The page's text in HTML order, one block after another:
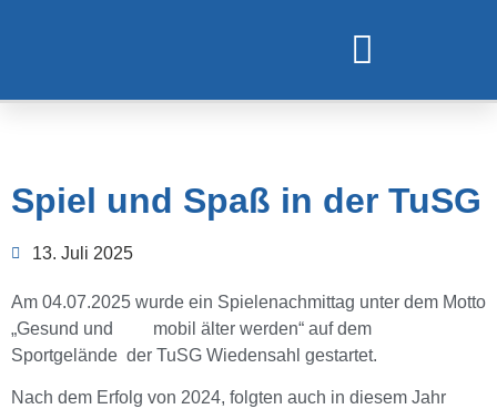
Spiel und Spaß in der TuSG
13. Juli 2025
Am 04.07.2025 wurde ein Spielenachmittag unter dem Motto
„Gesund und mobil älter werden“ auf dem
Sportgelände der TuSG Wiedensahl gestartet.
Nach dem Erfolg von 2024, folgten auch in diesem Jahr